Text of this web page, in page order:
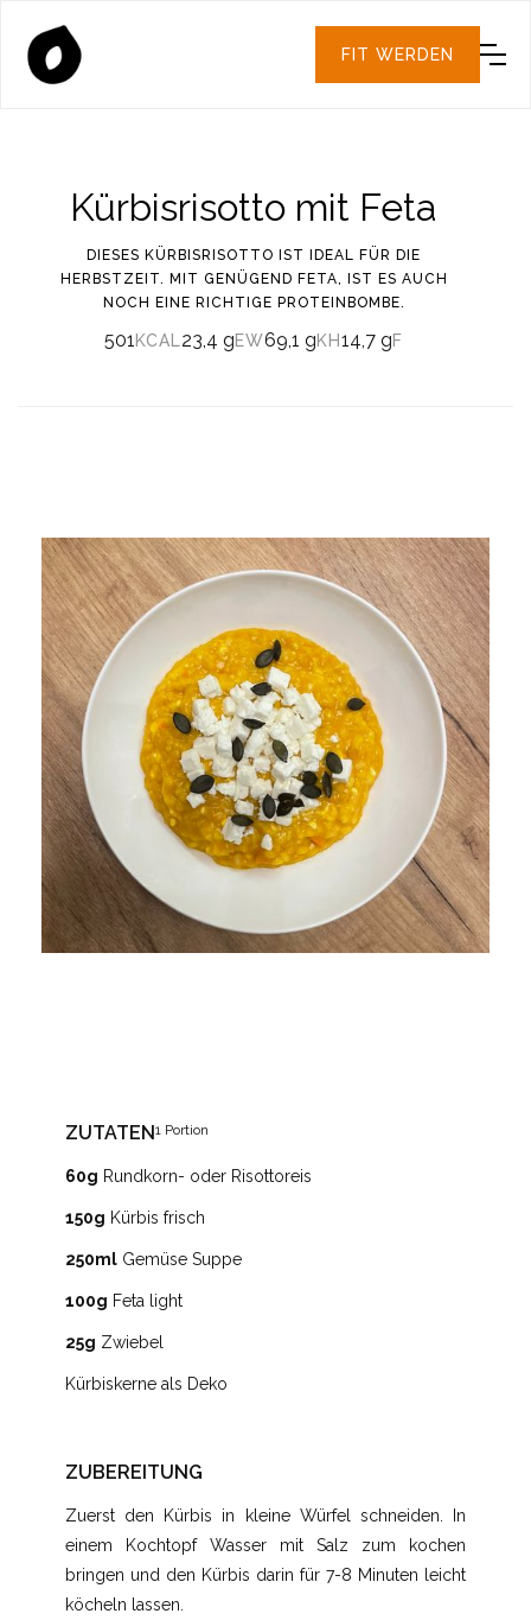
FIT WERDEN
Kürbisrisotto mit Feta
DIESES KÜRBISRISOTTO IST IDEAL FÜR DIE
HERBSTZEIT. MIT GENÜGEND FETA, IST ES AUCH
NOCH EINE RICHTIGE PROTEINBOMBE.
501KCAL 23,4 gEW69,1 gKH14,7 gF
ZUTATEN1 Portion
60g Rundkorn- oder Risottoreis
150g Kürbis frisch
250ml Gemüse Suppe
100g Feta light
25g Zwiebel
Kürbiskerne als Deko
ZUBEREITUNG
Zuerst den Kürbis in kleine Würfel schneiden. In
einem Kochtopf Wasser mit Salz zum kochen
bringen und den Kürbis darin für 7-8 Minuten leicht
köcheln lassen.